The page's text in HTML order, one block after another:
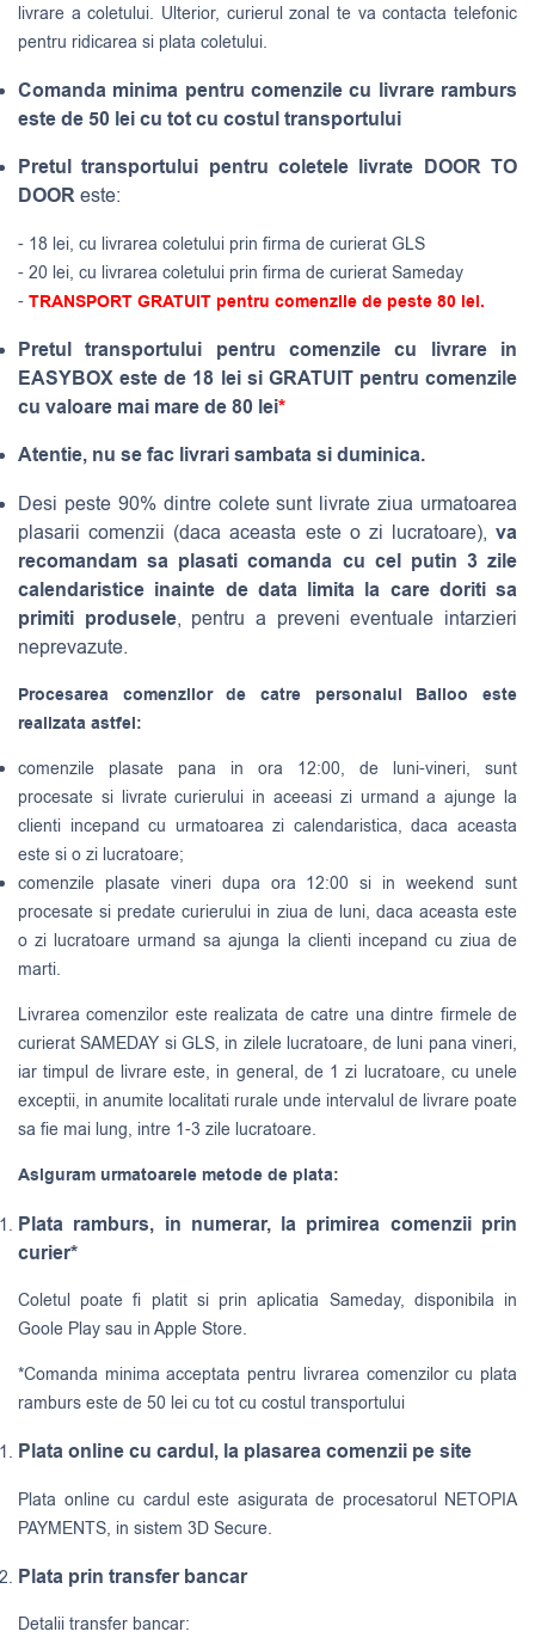
livrare a coletului. Ulterior, curierul zonal te va contacta telefonic
pentru ridicarea si plata coletului.
Comanda minima pentru comenzile cu livrare ramburs
este de 50 lei cu tot cu costul transportului
Pretul transportului pentru coletele livrate DOOR TO
DOOReste:
- 18 lei, cu livrarea coletului prin firma de curierat GLS
- 20 lei, cu livrarea coletului prin firma de curierat Sameday
- TRANSPORT GRATUIT pentru comenzile de peste 80 lei.
Pretul transportului pentru comenzile cu livrare in
EASYBOX este de 18 lei si GRATUIT pentru comenzile
cu valoare mai mare de 80 lei*
Atentie, nu se fac livrari sambata si duminica.
Desi peste 90% dintre colete sunt livrate ziua urmatoarea
plasarii comenzii (daca aceasta este o zi lucratoare), va
recomandam sa plasati comanda cu cel putin 3 zile
calendaristice inainte de data limita la care doriti sa
primiti produsele, pentru a preveni eventuale intarzieri
neprevazute.
Procesarea comenzilor de catre personalul Balloo este
realizata astfel:
comenzile plasate pana in ora 12:00, de luni-vineri, sunt
procesate si livrate curierului in aceeasi zi urmand a ajunge la
clienti incepand cu urmatoarea zi calendaristica, daca aceasta
este si o zi lucratoare;
comenzile plasate vineri dupa ora 12:00 si in weekend sunt
procesate si predate curierului in ziua de luni, daca aceasta este
o zi lucratoare urmand sa ajunga la clienti incepand cu ziua de
marti.
Livrarea comenzilor este realizata de catre una dintre firmele de
curieratSAMEDAY si GLS, in zilele lucratoare, de luni pana vineri,
iar timpul de livrare este, in general, de 1 zi lucratoare, cu unele
exceptii, in anumite localitati rurale unde intervalul de livrare poate
sa fie mai lung, intre 1-3 zile lucratoare.
Asiguram urmatoarele metode de plata:
Plata ramburs, in numerar, la primirea comenzii prin
curier*
Coletul poate fi platit si prin aplicatia Sameday, disponibila in
Goole Play sau in Apple Store.
*Comanda minima acceptata pentru livrarea comenzilor cu plata
ramburs este de 50 lei cu tot cu costul transportului
Plata online cu cardul, la plasarea comenzii pe site
Plata online cu cardul este asigurata de procesatorul NETOPIA
PAYMENTS, in sistem 3D Secure.
Plata prin transfer bancar
Detalii transfer bancar: